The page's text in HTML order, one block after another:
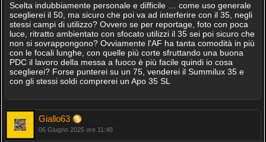
Scelta indubbiamente personale e difficile … come uso generale
sceglierei il 50, ma sicuro che poi va ad interferire con il 35, negli
stessi campi di utilizzo? Ovvero se per reportage, foto con poca
luce, ritratto ambientato con sfocato utilizzi il 35 sei poi sicuro che
non si sovrappongono? Ovviamente l'AF ha tanta comodità in più
con le focali lunghe, con quelle più corte sfruttando una buona
PDC il lavoro della messa a fuoco è più facile quindi io cosa
sceglierei? Forse punterei su un 75, venderei il Summilux 35 e
con gli stessi soldi comprerei un Apo 35 SL
Giallo63
06 Giugno 2025 ore 11:48